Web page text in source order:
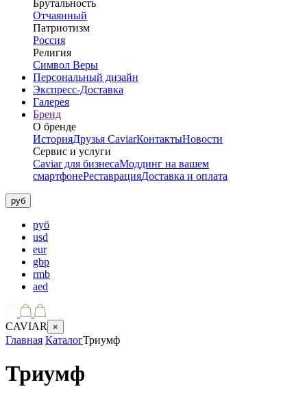
Брутальность
Отчаянный
Патриотизм
Россия
Религия
Символ Веры
Персональный дизайн
Экспресс-Доставка
Галерея
Бренд
О бренде
ИсторияДрузья CaviarКонтактыНовости
Сервис и услуги
Caviar для бизнесаМоддинг на вашем
смартфонеРеставрацияДоставка и оплата
руб
руб
usd
eur
gbp
rmb
aed
CAVIAR ×
Главная КаталогТриумф
Триумф